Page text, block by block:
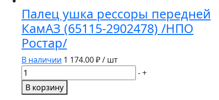
в
сборе
КАМАЗ
ЕВРО
(209.192/11-
1602410-
40/9700514230)
Палец ушка рессоры передней
КамАЗ (65115-2902478) /НПО
Ростар/
В наличии 1 174.00₽ / шт
Количество
товара
Палец
-+
В корзину